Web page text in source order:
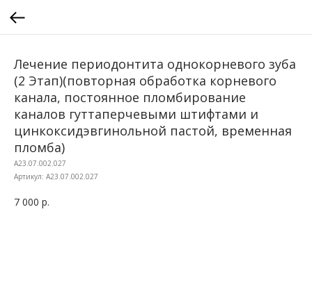
Лечение периодонтита однокорневого зуба
(2 Этап)(повторная обработка корневого
канала, постоянное пломбирование
каналов гуттаперчевыми штифтами и
цинкоксидэвгинольной пастой, временная
пломба)
A23.07.002.027
Артикул: A23.07.002.027
7 000 р.